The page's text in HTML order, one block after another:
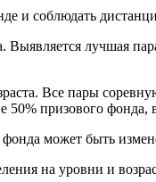
и соблюдать
лучшая
Все пары
50% призового
фонда может быть
на уровни и